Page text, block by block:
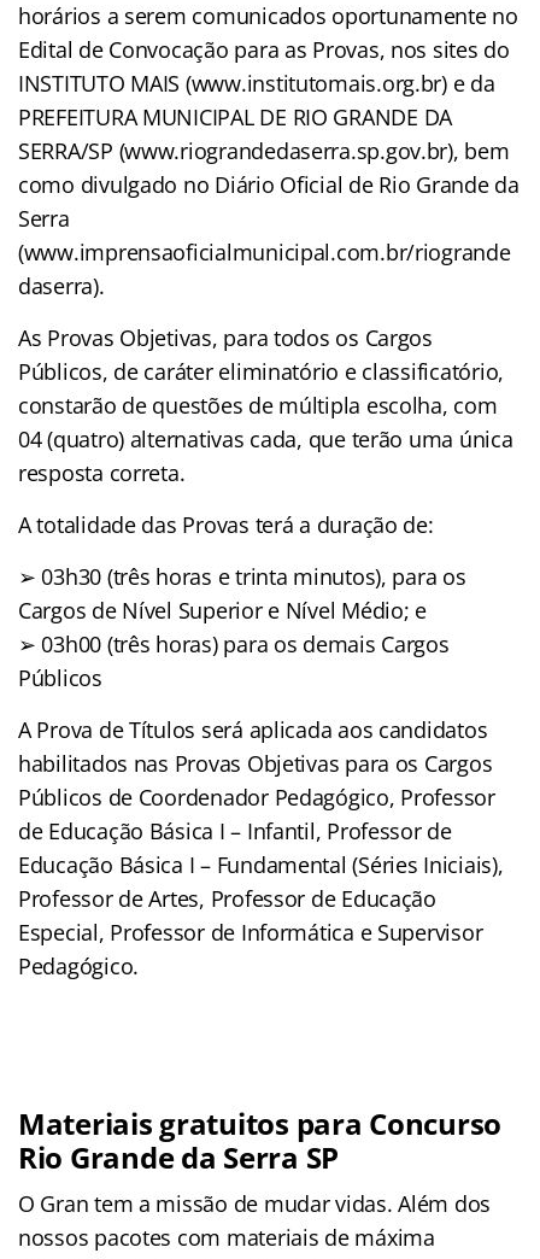
horários a serem comunicados oportunamente no
Edital de Convocação para as Provas, nos sites do
INSTITUTO MAIS (www.institutomais.org.br) e da
PREFEITURA MUNICIPAL DE RIO GRANDE DA
SERRA/SP (www.riograndedaserra.sp.gov.br), bem
como divulgado no Diário Oficial de Rio Grande da
Serra
(www.imprensaoficialmunicipal.com.br/riogrande
daserra).
As Provas Objetivas, para todos os Cargos
Públicos, de caráter eliminatório e classificatório,
constarão de questões de múltipla escolha, com
04 (quatro) alternativas cada, que terão uma única
resposta correta.
A totalidade das Provas terá a duração de:
➢ 03h30 (três horas e trinta minutos), para os
Cargos de Nível Superior e Nível Médio; e
➢ 03h00 (três horas) para os demais Cargos
Públicos
A Prova de Títulos será aplicada aos candidatos
habilitados nas Provas Objetivas para os Cargos
Públicos de Coordenador Pedagógico, Professor
de Educação Básica I – Infantil, Professor de
Educação Básica I – Fundamental (Séries Iniciais),
Professor de Artes, Professor de Educação
Especial, Professor de Informática e Supervisor
Pedagógico.
Materiais gratuitos para Concurso
Rio Grande da Serra SP
O Gran tem a missão de mudar vidas. Além dos
nossos pacotes com materiais de máxima